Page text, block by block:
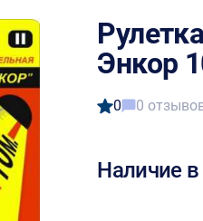
Энкор
0 0
Наличие в